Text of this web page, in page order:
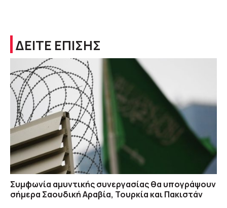
ΔΕΙΤΕ ΕΠΙΣΗΣ
Συμφωνία αμυντικής συνεργασίας θα υπογράψουν
σήμερα Σαουδική Αραβία, Τουρκία και Πακιστάν